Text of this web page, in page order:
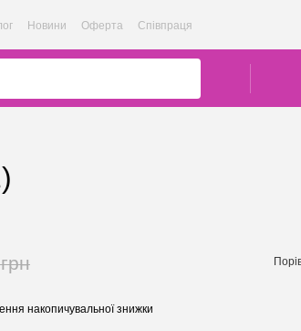
Новини Оферта Співпраця
накопичувальної знижки